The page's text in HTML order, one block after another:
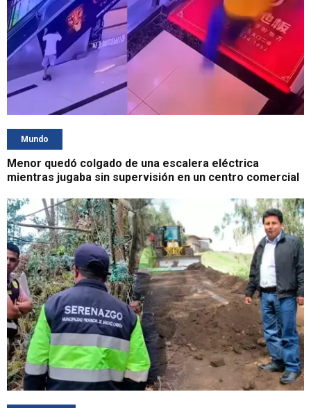
Mundo
Menor quedó colgado de una escalera eléctrica
mientras jugaba sin supervisión en un centro comercial